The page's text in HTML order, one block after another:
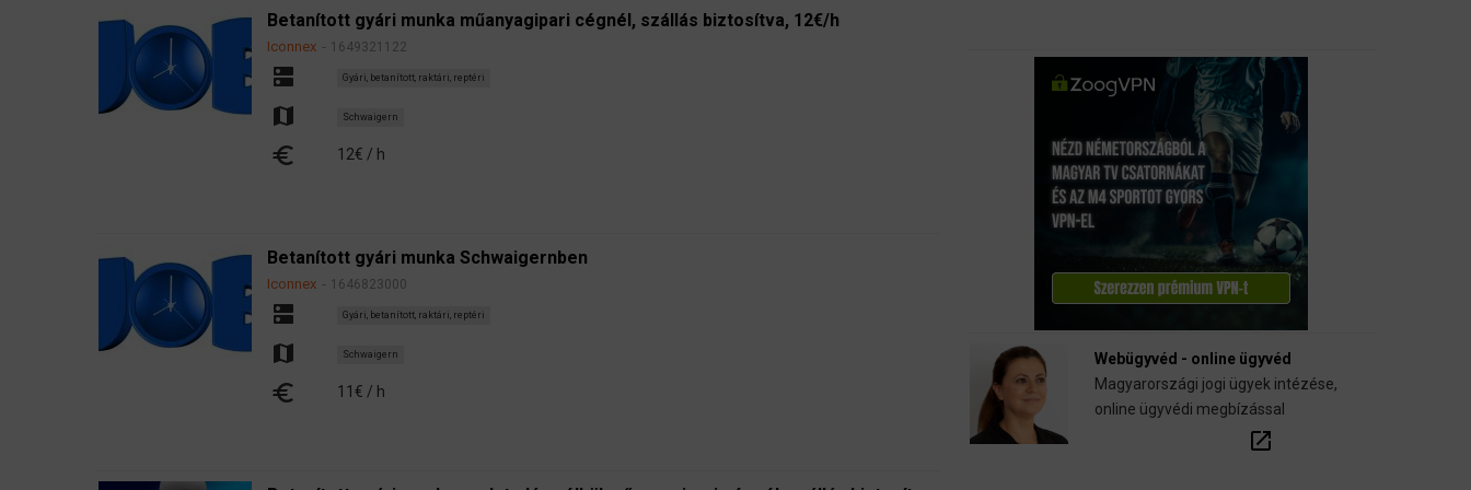
Betanított gyári munka műanyagipari cégnél, szállás biztosítva, 12€/h
Iconnex 1649321122
dns Gyári, betanított, raktári, reptéri
map Schwaigern
euro 12€ / h
Betanított gyári munka Schwaigernben
Iconnex 1646823000
dns Gyári, betanított, raktári, reptéri
map Schwaigern
euro 11€ / h
Webügyvéd - online ügyvéd
Magyarországi jogi ügyek intézése,
online ügyvédi megbízással
open_in_new